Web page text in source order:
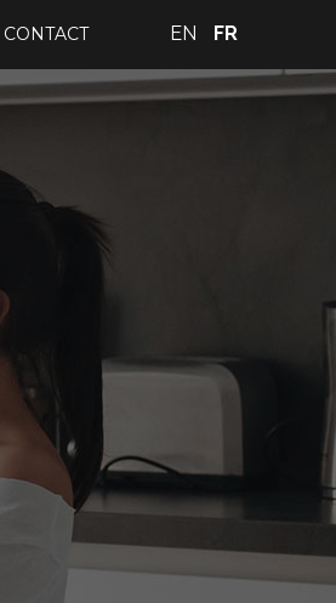
CONTACT EN FR